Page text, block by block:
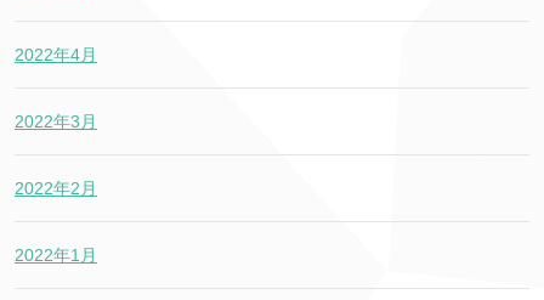
2022年4月
2022年3月
2022年2月
2022年1月